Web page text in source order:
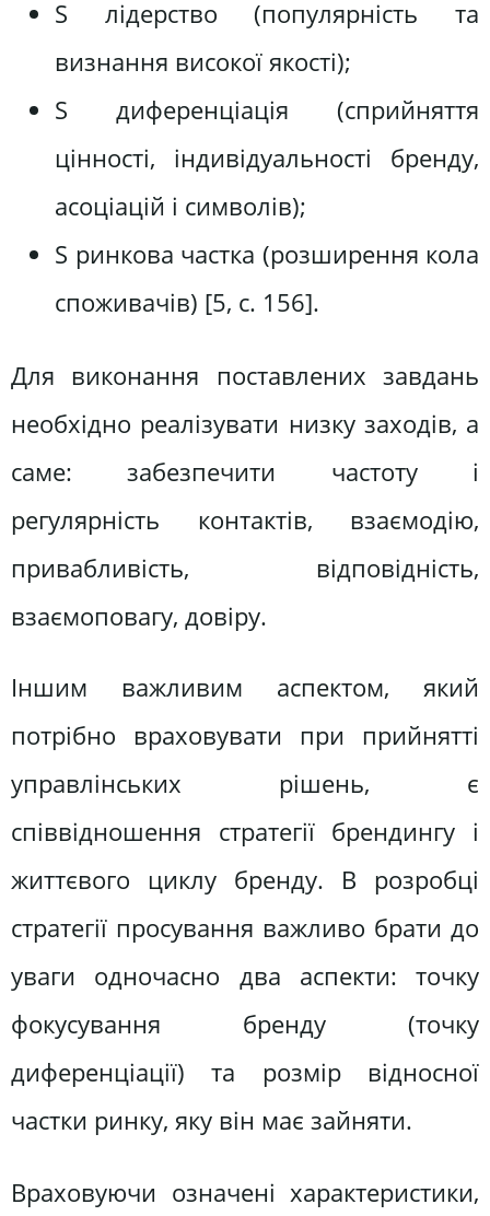
S лідерство (популярність та
визнання високої якості);
S диференціація (сприйняття
цінності, індивідуальності бренду,
асоціацій і символів);
S ринкова частка (розширення кола
споживачів) [5, c. 156].
Для виконання поставлених завдань
необхідно реалізувати низку заходів, а
саме: забезпечити частоту і
регулярність контактів, взаємодію,
привабливість, відповідність,
взаємоповагу, довіру.
Іншим важливим аспектом, який
потрібно враховувати при прийнятті
управлінських рішень, є
співвідношення стратегії брендингу і
життєвого циклу бренду. В розробці
стратегії просування важливо брати до
уваги одночасно два аспекти: точку
фокусування бренду (точку
диференціації) та розмір відносної
частки ринку, яку він має зайняти.
Враховуючи означені характеристики,